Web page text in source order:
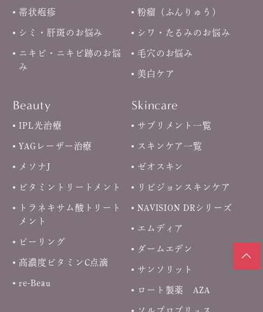
帯状疱疹 粉瘤（ふんりゅう）
シミ・肝斑のお悩み シワ・たるみのお悩み
ニキビ・ニキビ跡のお悩
み
毛穴のお悩み
美白ケア
Beauty
IPL光治療
YAGレーザー治療
メソナJ
ビタミントリートメント
トラネキサム酸トリート
メント
ピーリング
高濃度ビタミンC点滴
re-Beau
Skincare
サプリメント一覧
スキンケア一覧
ゼオスキン
リビジョンスキンケア
NAVISION DRシリーズ
エムディア
ダームエデン
サンソリット
ロート製薬 AZA